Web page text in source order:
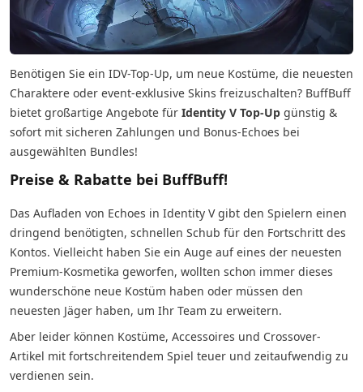
Benötigen Sie ein IDV-Top-Up, um neue Kostüme, die neuesten
Charaktere oder event-exklusive Skins freizuschalten? BuffBuff
bietet großartige Angebote für Identity V Top-Up günstig &
sofort mit sicheren Zahlungen und Bonus-Echoes bei
ausgewählten Bundles!
Preise & Rabatte bei BuffBuff!
Das Aufladen von Echoes in Identity V gibt den Spielern einen
dringend benötigten, schnellen Schub für den Fortschritt des
Kontos. Vielleicht haben Sie ein Auge auf eines der neuesten
Premium-Kosmetika geworfen, wollten schon immer dieses
wunderschöne neue Kostüm haben oder müssen den
neuesten Jäger haben, um Ihr Team zu erweitern.
Aber leider können Kostüme, Accessoires und Crossover-
Artikel mit fortschreitendem Spiel teuer und zeitaufwendig zu
verdienen sein.